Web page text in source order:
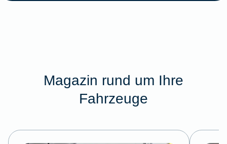
Magazin rund um Ihre
Fahrzeuge